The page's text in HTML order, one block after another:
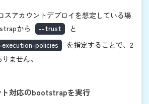
スアカウントデプロイを想定している場
から
--trust
と
policies
を指定することで、2
ません。
ト対応のbootstrapを実行